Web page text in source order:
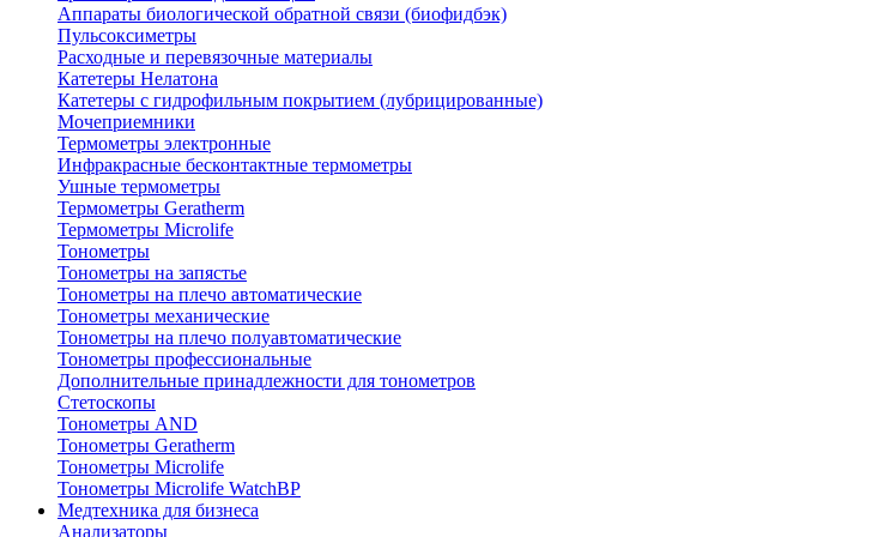
Аппараты биологической обратной связи (биофидбэк)
Пульсоксиметры
Расходные и перевязочные материалы
Катетеры Нелатона
Катетеры с гидрофильным покрытием (лубрицированные)
Мочеприемники
Термометры электронные
Инфракрасные бесконтактные термометры
Ушные термометры
Термометры Geratherm
Термометры Microlife
Тонометры
Тонометры на запястье
Тонометры на плечо автоматические
Тонометры механические
Тонометры на плечо полуавтоматические
Тонометры профессиональные
Дополнительные принадлежности для тонометров
Стетоскопы
Тонометры AND
Тонометры Geratherm
Тонометры Microlife
Тонометры Microlife WatchBP
Медтехника для бизнеса
Анализаторы